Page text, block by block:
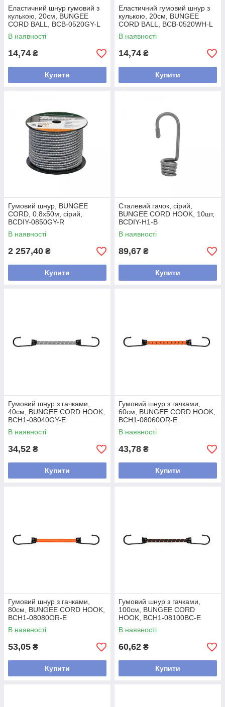
Еластичний шнур гумовий з
кулькою, 20см, BUNGEE
CORD BALL, BCB-0520GY-L
В наявності
14,74 ₴
Купити
Еластичний гумовий шнур з
кулькою, 20см, BUNGEE
CORD BALL, BCB-0520WH-L
В наявності
14,74 ₴
Купити
Гумовий шнур, BUNGEE
CORD, 0.8x50м, сірий,
BCDIY-0850GY-R
В наявності
2 257,40 ₴
Купити
Сталевий гачок, сірий,
BUNGEE CORD HOOK, 10шт,
BCDIY-H1-B
В наявності
89,67 ₴
Купити
Гумовий шнур з гачками,
40см, BUNGEE CORD HOOK,
BCH1-08040GY-E
В наявності
34,52 ₴
Купити
Гумовий шнур з гачками,
60см, BUNGEE CORD HOOK,
BCH1-08060OR-E
В наявності
43,78 ₴
Купити
Гумовий шнур з гачками,
80см, BUNGEE CORD HOOK,
BCH1-08080OR-E
В наявності
53,05 ₴
Купити
Гумовий шнур з гачками,
100см, BUNGEE CORD
HOOK, BCH1-08100BC-E
В наявності
60,62 ₴
Купити